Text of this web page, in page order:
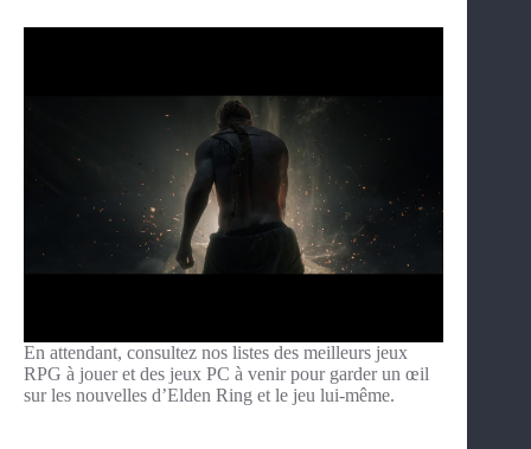
En attendant, consultez nos listes des meilleurs jeux
RPG à jouer et des jeux PC à venir pour garder un œil
sur les nouvelles d’Elden Ring et le jeu lui-même.